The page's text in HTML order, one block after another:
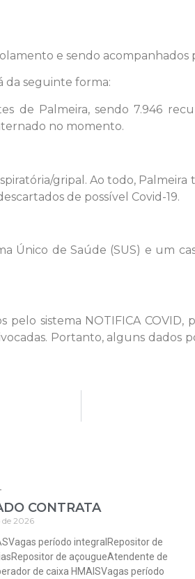
e sendo
da seguinte forma:
de Palmeira, sendo 7.946
no momento.
gripal. Ao todo,
de possível Covid-19.
Único de Saúde (SUS) e um
pelo sistema NOTIFICA
Portanto, alguns dados
CONTRATA
2026
período integralRepositor de
de açougueAtendente de
de caixa HMAISVagas período